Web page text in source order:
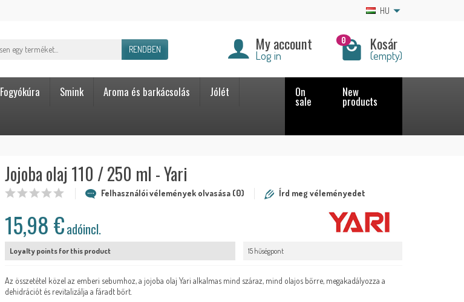
HU
RENDBEN My account
Log in
0 Kosár
(empty)
Fogyókúra Smink Aroma és barkácsolás
Jólét
On
sale
New
products
Jojoba olaj 110 / 250 ml - Yari
Felhasználói vélemények olvasása (0) Írd meg véleményedet
15,98 €adóincl.
Loyalty points for this product 15 hűségpont
Az összetétel közel az emberi sebumhoz, a jojoba olaj Yari alkalmas mind száraz, mind olajos bőrre, megakadályozza a
dehidrációt és revitalizálja a fáradt bőrt.